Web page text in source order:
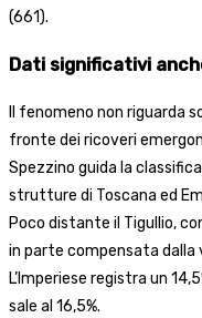
(661).
Dati significativi
Il fenomeno non riguarda
fronte dei ricoveri
Spezzino guida la
strutture di Toscana ed
Poco distante il Tigullio,
in parte compensata dalla
L’Imperiese registra un
sale al 16,5%.